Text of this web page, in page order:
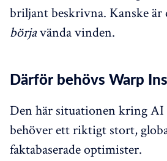
briljant beskrivna. Kanske är
börjavända vinden.
Därför behövs Warp
Den här situationen kring
behöver ett riktigt stort,
faktabaserade optimister.